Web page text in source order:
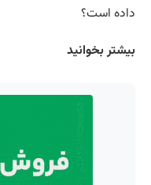
داده است؟
بیشتر بخوانید